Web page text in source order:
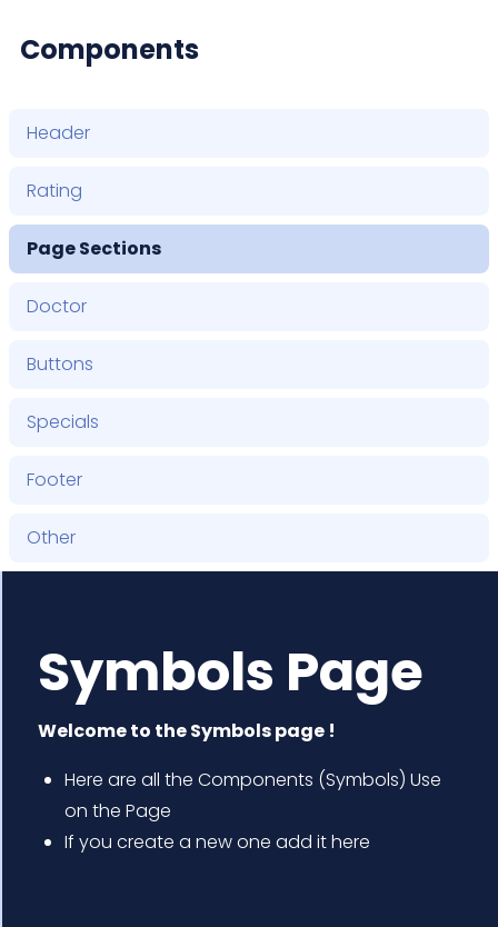
Components
Header
Rating
Page Sections
Doctor
Buttons
Specials
Footer
Other
Symbols Page
Welcome to the Symbols page !
Here are all the Components (Symbols) Use
on the Page
If you create a new one add it here